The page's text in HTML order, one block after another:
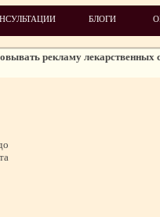
БЛОГИ
деятельности по
в 2011 году
рекламу лекарственных
законодательства на 2012 год